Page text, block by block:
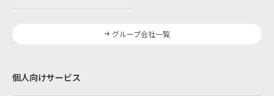
グループ会社一覧
個人向けサービス